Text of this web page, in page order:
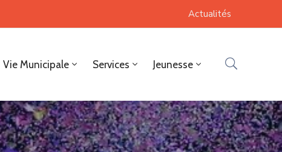
Actualités
Vie Municipale Services Jeunesse